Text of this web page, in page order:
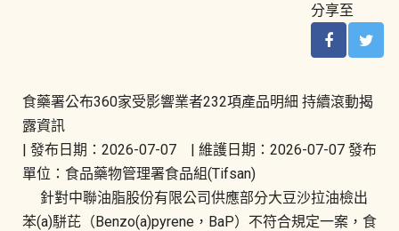
分享至
食藥署公布360家受影響業者232項產品明細 持續滾動揭
露資訊
| 發布日期：2026-07-07 | 維護日期：2026-07-07 發布
單位：食品藥物管理署食品組(Tifsan)
針對中聯油脂股份有限公司供應部分大豆沙拉油檢出
苯(a)駢芘（Benzo(a)pyrene，BaP）不符合規定一案，食